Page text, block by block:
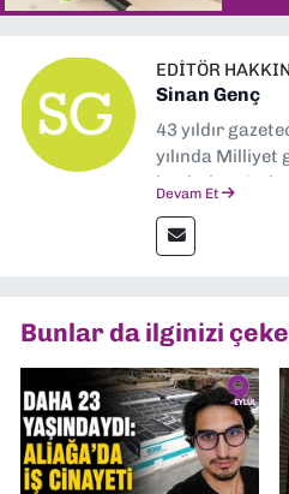
EDITÖR
Sinan Genç
43 yıldır
yılında Milliyet
başladım.
muhabir,
müdürü olarak
Gazetesi'nde
Devam Et
Bunlar da ilginizi